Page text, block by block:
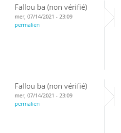
Fallou ba (non vérifié)
mer, 07/14/2021 - 23:09
permalien
Fallou ba (non vérifié)
mer, 07/14/2021 - 23:09
permalien